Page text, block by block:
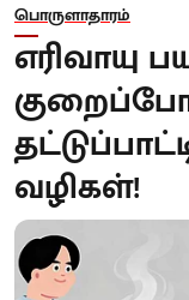
பொருளாதாரம்
எரிவாயு
வழிகள்!